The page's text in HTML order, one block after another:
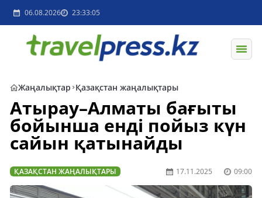
06.08.2026 23:33:05
Жаңалықтар Қазақстан жаңалықтары
Атырау–Алматы бағыты
бойынша енді пойыз күн
сайын қатынайды
ҚАЗАҚСТАН ЖАҢАЛЫҚТАРЫ 17.11.2025 09:00